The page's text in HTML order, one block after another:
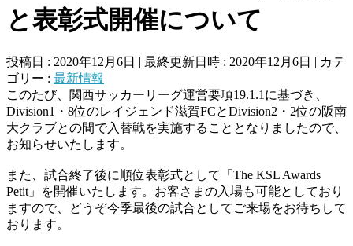
と表彰式開催について
投稿日 : 2020年12月6日 最終更新日時 : 2020年12月6日
カテ
ゴリー : 最新情報
このたび、関西サッカーリーグ運営要項19.1.1に基づき、
Division1・8位のレイジェンド滋賀FCとDivision2・2位の阪南
大クラブとの間で入替戦を実施することとなりましたので、
お知らせいたします。
また、試合終了後に順位表彰式として「The KSL Awards
Petit」を開催いたします。お客さまの入場も可能としており
ますので、どうぞ今季最後の試合としてご来場をお待ちして
おります。